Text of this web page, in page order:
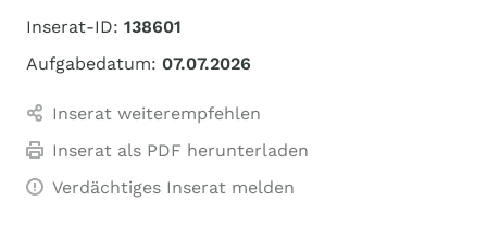
Inserat-ID: 138601
Aufgabedatum: 07.07.2026
Inserat weiterempfehlen
Inserat als PDF herunterladen
Verdächtiges Inserat melden